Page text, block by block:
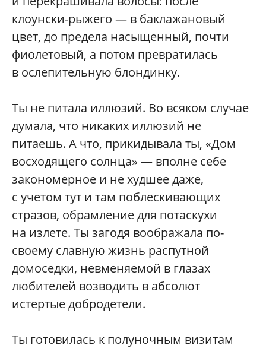
клоунски-рыжего — в баклажановый
цвет, до предела насыщенный, почти
фиолетовый, а потом превратилась
в ослепительную блондинку.
Ты не питала иллюзий. Во всяком случае
думала, что никаких иллюзий не
питаешь. А что, прикидывала ты, «Дом
восходящего солнца» — вполне себе
закономерное и не худшее даже,
с учетом тут и там поблескивающих
стразов, обрамление для потаскухи
на излете. Ты загодя воображала по-
своему славную жизнь распутной
домоседки, невменяемой в глазах
любителей возводить в абсолют
истертые добродетели.
Ты готовилась к полуночным визитам